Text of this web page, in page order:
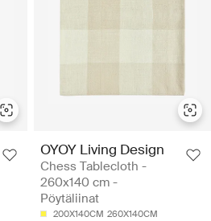
OYOY Living Design
Chess Tablecloth -
260x140 cm -
Pöytäliinat
200X140CM 260X140CM